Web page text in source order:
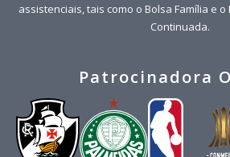
assistenciais, tais como o Bolsa Família e
Continuada.
Patrocinadora